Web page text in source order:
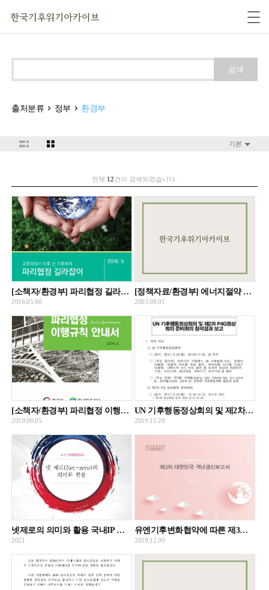
검색
출처분류 정부 환경부
기본
전체 12건이 검색되었습니다.
[소책자/환경부] 파리협정 길라잡이 : 교토의정서 이후 신 기후체제
2016.05.00
[정책자료/환경부] 에너지절약 및 온실가스 배출저감을 위한 자발적협약
2003.08.01
[소책자/환경부] 파리협정 이행규칙 안내서
2019.06.05
UN 기후행동정상회의 및 제2차 P4G정상회의 준비회의 참석결과 보고
2019.11.28
넷제로의 의미와 활용 국내IP 환경동향보고
2021
유엔기후변화협약에 따른 제3차 대한민국 격년갱신보고서
2019.12.00